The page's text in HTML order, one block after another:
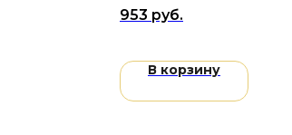
953 руб.
В корзину